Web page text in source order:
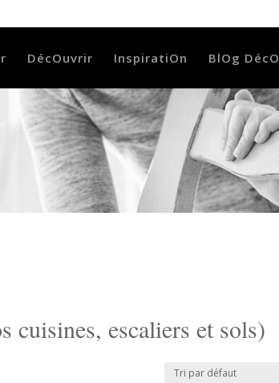
DécOuvrir InspiratiOn BlOg DécO
escaliers et sols)